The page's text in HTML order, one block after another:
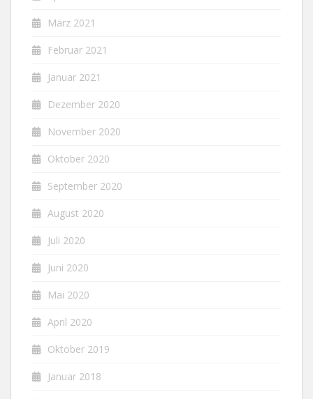
März 2021
Februar 2021
Januar 2021
Dezember 2020
November 2020
Oktober 2020
September 2020
August 2020
Juli 2020
Juni 2020
Mai 2020
April 2020
Oktober 2019
Januar 2018